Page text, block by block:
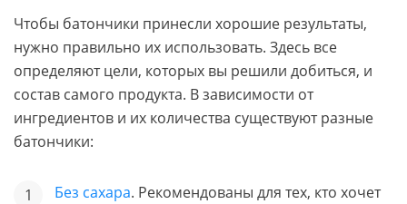
Чтобы батончики принесли хорошие результаты,
нужно правильно их использовать. Здесь все
определяют цели, которых вы решили добиться, и
состав самого продукта. В зависимости от
ингредиентов и их количества существуют разные
батончики:
Без сахара. Рекомендованы для тех, кто хочет